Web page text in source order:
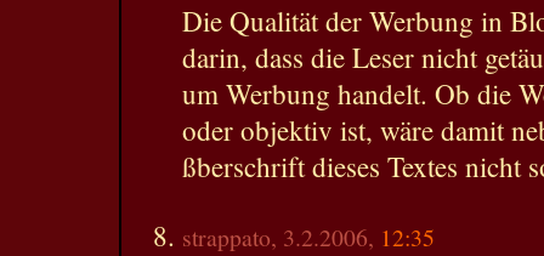
Die Qualität der Werbung in
darin, dass die Leser nicht
um Werbung handelt. Ob die
oder objektiv ist, wäre damit
ßberschrift dieses Textes nicht
strappato, 3.2.2006, 12:35